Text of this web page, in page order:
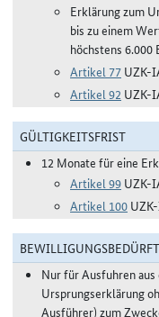
Erklärung zum
bis zu einem
höchstens 6.000
Artikel 77 UZK-
Artikel 92 UZK-
GÜLTIGKEITSFRIST
12 Monate für eine
Artikel 99 UZK-
Artikel 100
Nur für Ausfuhren aus
Ursprungserklärung
Ausführer) zum